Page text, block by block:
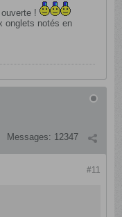
ouverte !
onglets notés en
Messages: 12347
#11